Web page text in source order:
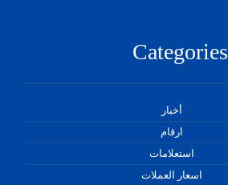
Categories
أخبار
ارقام
استعلامات
اسعار العملات